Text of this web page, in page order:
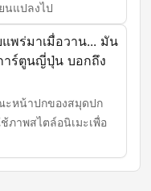
นแปลงไป
พร่มาเมื่อวาน... มัน
าร์ตูนญี่ปุ่น บอกถึง
ะหน้าปกของสมุดปก
าพสไตล์อนิเมะเพื่อ